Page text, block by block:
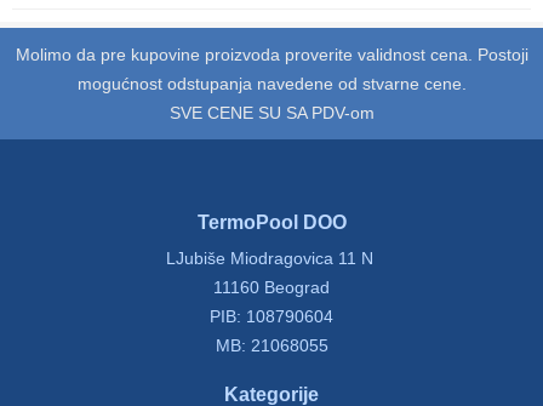
Molimo da pre kupovine proizvoda proverite validnost cena. Postoji
mogućnost odstupanja navedene od stvarne cene.
SVE CENE SU SA PDV-om
TermoPool DOO
LJubiše Miodragovica 11 N
11160 Beograd
PIB: 108790604
MB: 21068055
Kategorije